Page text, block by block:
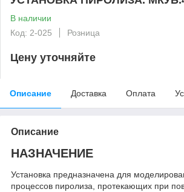
В наличии
Код: 2-025
Розница
Цену уточняйте
Описание Доставка Оплата
Описание
НАЗНАЧЕНИЕ
Установка предназначена для
процессов пиролиза, протекающих при